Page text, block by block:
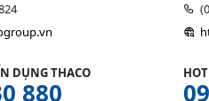
DỤNG THACO
880